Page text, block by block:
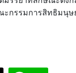
กรรมการสิทธิมนุษ